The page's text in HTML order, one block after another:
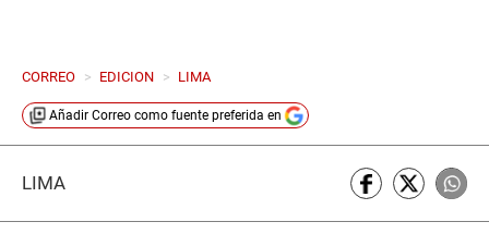
CORREO > EDICION > LIMA
Añadir Correo como fuente preferida en
LIMA